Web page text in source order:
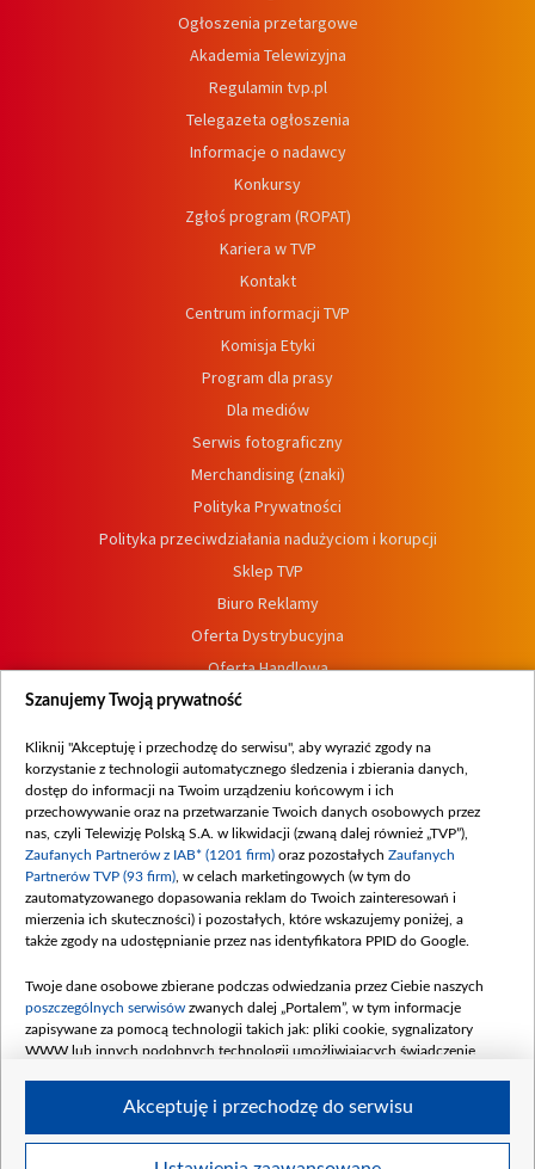
Ogłoszenia przetargowe
Akademia Telewizyjna
Regulamin tvp.pl
Telegazeta ogłoszenia
Informacje o nadawcy
Konkursy
Zgłoś program (ROPAT)
Kariera w TVP
Kontakt
Centrum informacji TVP
Komisja Etyki
Program dla prasy
Dla mediów
Serwis fotograficzny
Merchandising (znaki)
Polityka Prywatności
Polityka przeciwdziałania nadużyciom i korupcji
Sklep TVP
Biuro Reklamy
Oferta Dystrybucyjna
Oferta Handlowa
Dostępność
Procedura zgłoszeń wewnętrznych
Szanujemy Twoją prywatność
Kliknij "Akceptuję i przechodzę do serwisu", aby wyrazić zgody na
korzystanie z technologii automatycznego śledzenia i zbierania danych,
dostęp do informacji na Twoim urządzeniu końcowym i ich
przechowywanie oraz na przetwarzanie Twoich danych osobowych przez
nas, czyli Telewizję Polską S.A. w likwidacji (zwaną dalej również „TVP”),
Zaufanych Partnerów z IAB* (1201 firm) oraz pozostałych Zaufanych
Partnerów TVP (93 firm) , w celach marketingowych (w tym do
zautomatyzowanego dopasowania reklam do Twoich zainteresowań i
mierzenia ich skuteczności) i pozostałych, które wskazujemy poniżej, a
także zgody na udostępnianie przez nas identyfikatora PPID do Google.
Twoje dane osobowe zbierane podczas odwiedzania przez Ciebie naszych
poszczególnych serwisów zwanych dalej „Portalem”, w tym informacje
zapisywane za pomocą technologii takich jak: pliki cookie, sygnalizatory
WWW lub innych podobnych technologii umożliwiających świadczenie
Twoje dane osobowe zbierane podczas odwiedzania przez Ciebie
Akceptuję i przechodzę do serwisu